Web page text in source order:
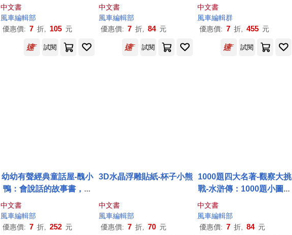
練，N次寫、N次畫，從小
贏在起跑點
中文書
風車編輯部
優惠價: 7 折, 105 元
一找，培養觀察力與專注
中文書
風車編輯部
優惠價: 7 折, 84 元
中文書
風車編輯群
優惠價: 7 折, 455 元
試閱 試閱 試閱
幼幼有聲經典童話屋-醜小
鴨：會說話的故事書，趣
中文書
風車編輯部
優惠價: 7 折, 252 元
3D水晶浮雕貼紙-杯子小熊
中文書
風車編輯部
優惠價: 7 折, 70 元
1000題四大名著-觀察大挑
戰-水滸傳：1000題小圖找
一找，培養觀察力與專注
中文書
風車編輯部
優惠價: 7 折, 84 元